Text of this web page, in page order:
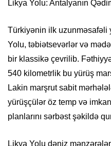
Likya Yolu: Antalyanın
Türkiyənin ilk uzunməsafəli
Yolu, təbiətsevərlər və
bir klassikə çevrilib.
540 kilometrlik bu yürüş
Lakin marşrut sabit
yürüşçülər öz temp və
planlarını sərbəst şəkildə
Likya Yolu dəniz